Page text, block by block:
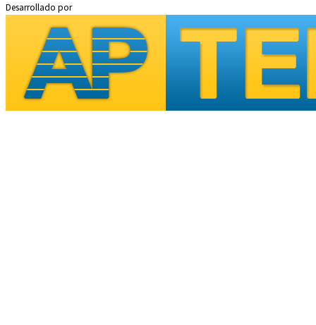
Desarrollado por